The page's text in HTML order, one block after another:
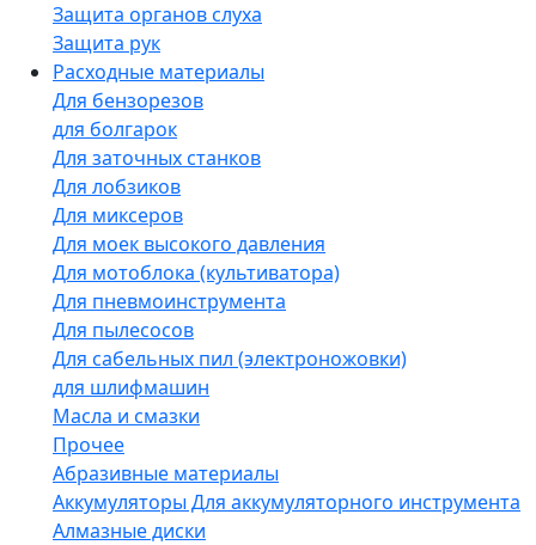
Защита органов слуха
Защита рук
Расходные материалы
Для бензорезов
для болгарок
Для заточных станков
Для лобзиков
Для миксеров
Для моек высокого давления
Для мотоблока (культиватора)
Для пневмоинструмента
Для пылесосов
Для сабельных пил (электроножовки)
для шлифмашин
Масла и смазки
Прочее
Абразивные материалы
Аккумуляторы Для аккумуляторного инструмента
Алмазные диски